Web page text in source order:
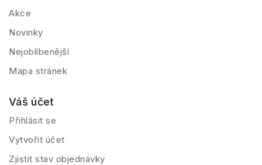
Akce
Novinky
Nejoblíbenější
Mapa stránek
Váš účet
Přihlásit se
Vytvořit účet
Zjistit stav objednávky